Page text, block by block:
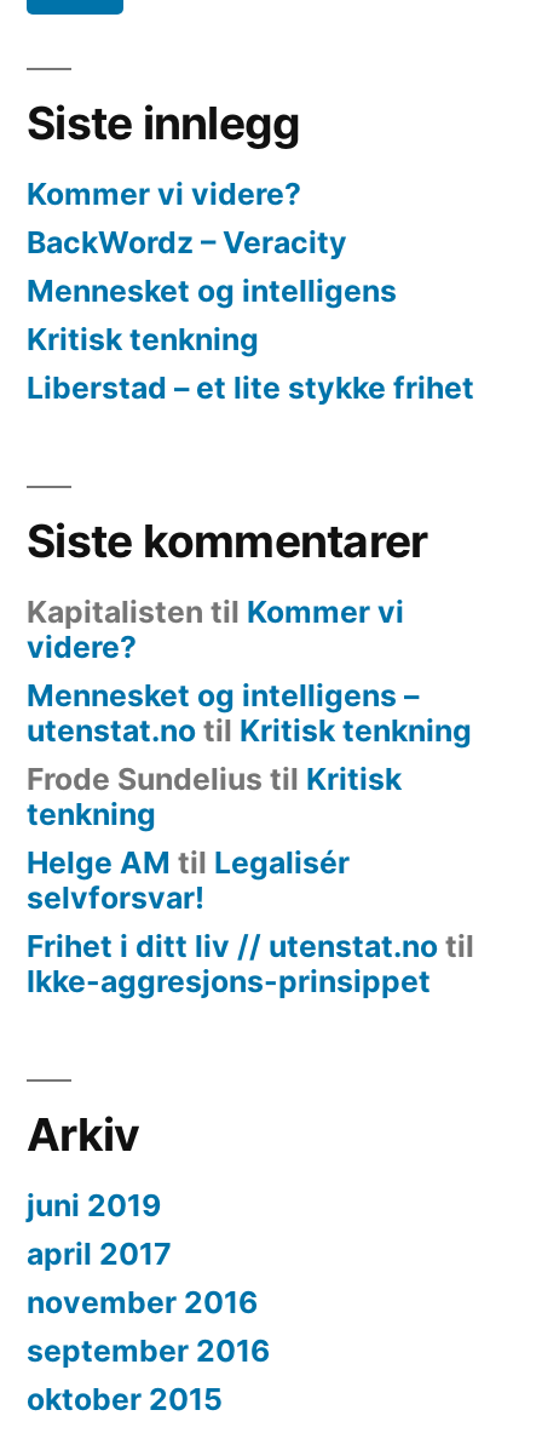
Siste innlegg
Kommer vi videre?
BackWordz – Veracity
Mennesket og intelligens
Kritisk tenkning
Liberstad – et lite stykke frihet
Siste kommentarer
Kapitalisten til Kommer vi
videre?
Mennesket og intelligens –
utenstat.no til Kritisk tenkning
Frode Sundelius til Kritisk
tenkning
Helge AM til Legalisér
selvforsvar!
Frihet i ditt liv // utenstat.no til
Ikke-aggresjons-prinsippet
Arkiv
juni 2019
april 2017
november 2016
september 2016
oktober 2015